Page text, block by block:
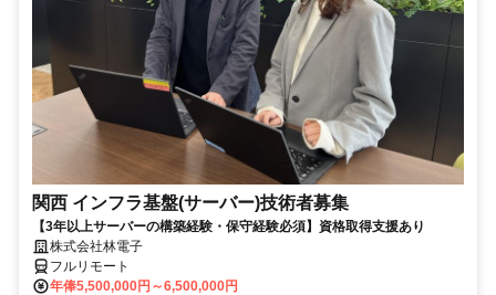
関西 インフラ基盤(サーバー)技術者募集
【3年以上サーバーの構築経験・保守経験必須】資格取得支援あり
株式会社林電子
フルリモート
年俸5,500,000円～6,500,000円